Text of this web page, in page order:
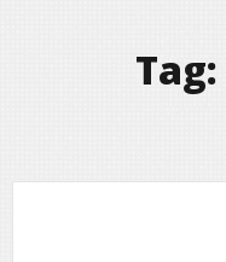
Tag: